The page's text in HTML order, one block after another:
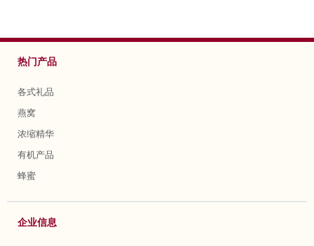
热门产品
各式礼品
燕窝
浓缩精华
有机产品
蜂蜜
企业信息